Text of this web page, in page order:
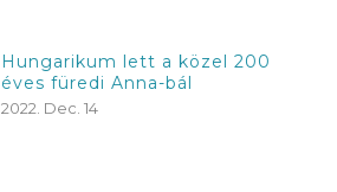
Hungarikum lett a közel 200
éves füredi Anna-bál
2022. Dec. 14